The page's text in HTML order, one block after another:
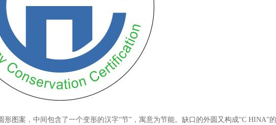
形图案，中间包含了一个变形的汉字“节”，寓意为节能。缺口的外圆又构成“C HINA”